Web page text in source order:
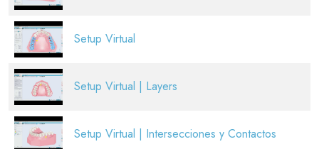
Setup Virtual
Setup Virtual | Layers
Setup Virtual | Intersecciones y Contactos